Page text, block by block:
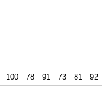
100 78 91 73 81 92